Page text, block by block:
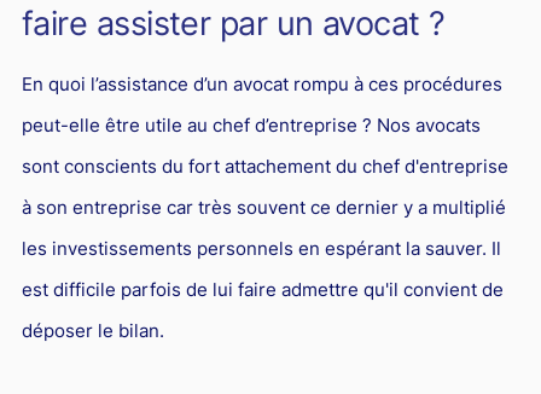
faire assister par un avocat ?
En quoi l’assistance d’un avocat rompu à ces procédures
peut-elle être utile au chef d’entreprise ? Nos avocats
sont conscients du fort attachement du chef d'entreprise
à son entreprise car très souvent ce dernier y a multiplié
les investissements personnels en espérant la sauver. Il
est difficile parfois de lui faire admettre qu'il convient de
déposer le bilan.